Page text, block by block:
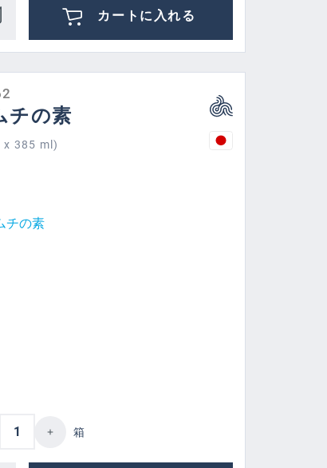
カートに入れる
the quantity.
or use the buttons to increase or
チの素
x 385 ml)
Quantity: Enter the desired
箱